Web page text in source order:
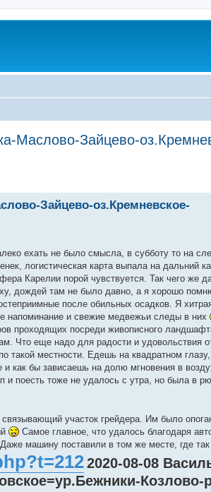
Маслово-Зайцево-
Зайцево-оз.Кремневское-
ехать не было смысла, в субботу то на
логистическая карта выпала на дальний
Карелии порой чувствуется. Так чего же
дождей там не было давно, а я хорошо
после обильных осадков. Я
напоминание и свежие медвежьи следы в них
проходящих посреди живописного
Что еще надо для радости и удовольствия
такой местности. Едешь на квадратном
как бы зависаешь на долю мгновения в
поесть тоже не удалось с утра, но была в
участок грейдера. Им было
Самое главное, что удалось благодаря
Даже машину поставили в том же месте, где
2020-08-08
Козлово-